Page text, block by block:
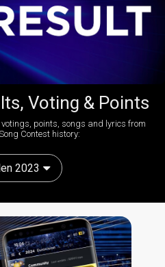
Voting & Points
points, songs and lyrics from
Contest history:
2023